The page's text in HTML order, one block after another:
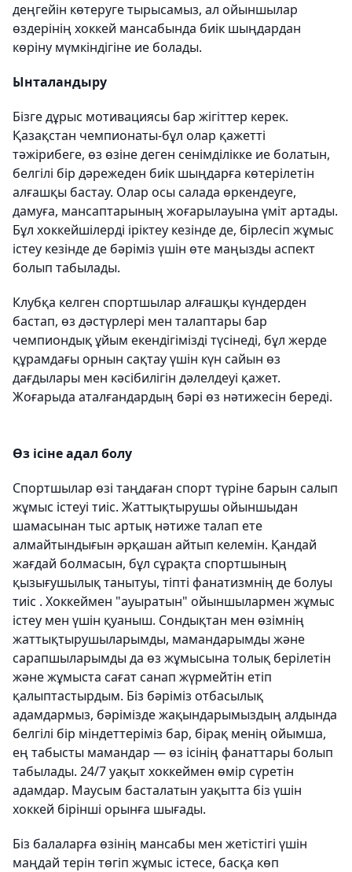
деңгейін көтеруге тырысамыз, ал ойыншылар
өздерінің хоккей мансабында биік шыңдардан
көріну мүмкіндігіне ие болады.
Ынталандыру
Бізге дұрыс мотивациясы бар жігіттер керек.
Қазақстан чемпионаты-бұл олар қажетті
тәжірибеге, өз өзіне деген сенімділікке ие болатын,
белгілі бір дәрежеден биік шыңдарға көтерілетін
алғашқы бастау. Олар осы салада өркендеуге,
дамуға, мансаптарының жоғарылауына үміт артады.
Бұл хоккейшілерді іріктеу кезінде де, бірлесіп жұмыс
істеу кезінде де бәріміз үшін өте маңызды аспект
болып табылады.
Клубқа келген спортшылар алғашқы күндерден
бастап, өз дәстүрлері мен талаптары бар
чемпиондық ұйым екендігімізді түсінеді, бұл жерде
құрамдағы орнын сақтау үшін күн сайын өз
дағдылары мен кәсібилігін дәлелдеуі қажет.
Жоғарыда аталғандардың бәрі өз нәтижесін береді.
Өз ісіне адал болу
Спортшылар өзі таңдаған спорт түріне барын салып
жұмыс істеуі тиіс. Жаттықтырушы ойыншыдан
шамасынан тыс артық нәтиже талап ете
алмайтындығын әрқашан айтып келемін. Қандай
жағдай болмасын, бұл сұрақта спортшының
қызығушылық танытуы, тіпті фанатизмнің де болуы
тиіс . Хоккеймен "ауыратын" ойыншылармен жұмыс
істеу мен үшін қуаныш. Сондықтан мен өзімнің
жаттықтырушыларымды, мамандарымды және
сарапшыларымды да өз жұмысына толық берілетін
және жұмыста сағат санап жүрмейтін етіп
қалыптастырдым. Біз бәріміз отбасылық
адамдармыз, бәрімізде жақындарымыздың алдында
белгілі бір міндеттеріміз бар, бірақ менің ойымша,
ең табысты мамандар — өз ісінің фанаттары болып
табылады. 24/7 уақыт хоккеймен өмір сүретін
адамдар. Маусым басталатын уақытта біз үшін
хоккей бірінші орынға шығады.
Біз балаларға өзінің мансабы мен жетістігі үшін
маңдай терін төгіп жұмыс істесе, басқа көп